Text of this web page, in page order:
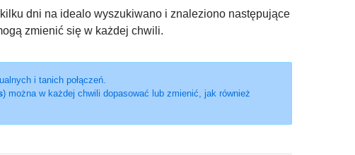
dni na idealo wyszukiwano i znaleziono następujące
zmienić się w każdej chwili.
i tanich połączeń.
) można w każdej chwili dopasować lub zmienić, jak również